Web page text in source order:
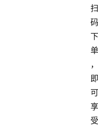
扫
码
下
单
，
即
可
享
受